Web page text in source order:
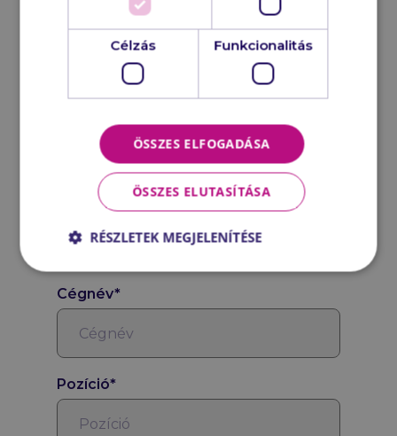
Regisztráció
A regisztráció lezárult.
Cégnév*
Pozíció*
Célzás Funkcionalitás
ÖSSZES ELFOGADÁSA
ÖSSZES ELUTASÍTÁSA
RÉSZLETEK MEGJELENÍTÉSE